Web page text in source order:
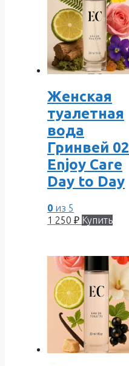
Женская
туалетная
вода
Гринвей 02
Enjoy Care
Day to Day
0 из 5
1 250 ₽ Купить